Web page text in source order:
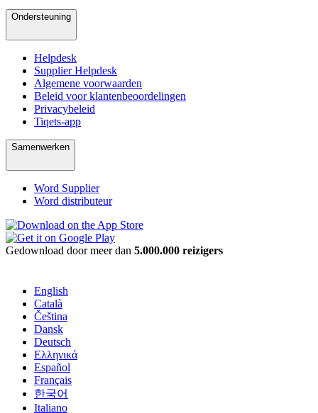
Ondersteuning
Helpdesk
Supplier Helpdesk
Algemene voorwaarden
Beleid voor klantenbeoordelingen
Privacybeleid
Tiqets-app
Samenwerken
Word Supplier
Word distributeur
Gedownload door meer dan 5.000.000 reizigers
English
Català
Čeština
Dansk
Deutsch
Ελληνικά
Español
Français
한국어
Italiano